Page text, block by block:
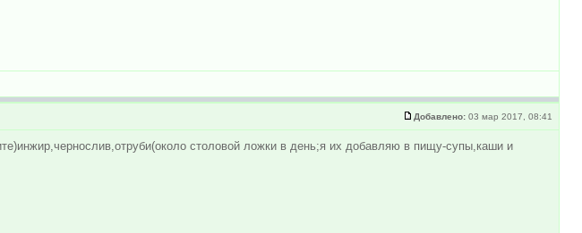
Добавлено: 03 мар 2017, 08:41
столовой ложки в день;я их добавляю в пищу-супы,каши и